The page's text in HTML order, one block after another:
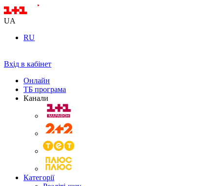
UA
RU
Вхід в кабінет
Онлайн
ТБ програма
Канали
Категорії